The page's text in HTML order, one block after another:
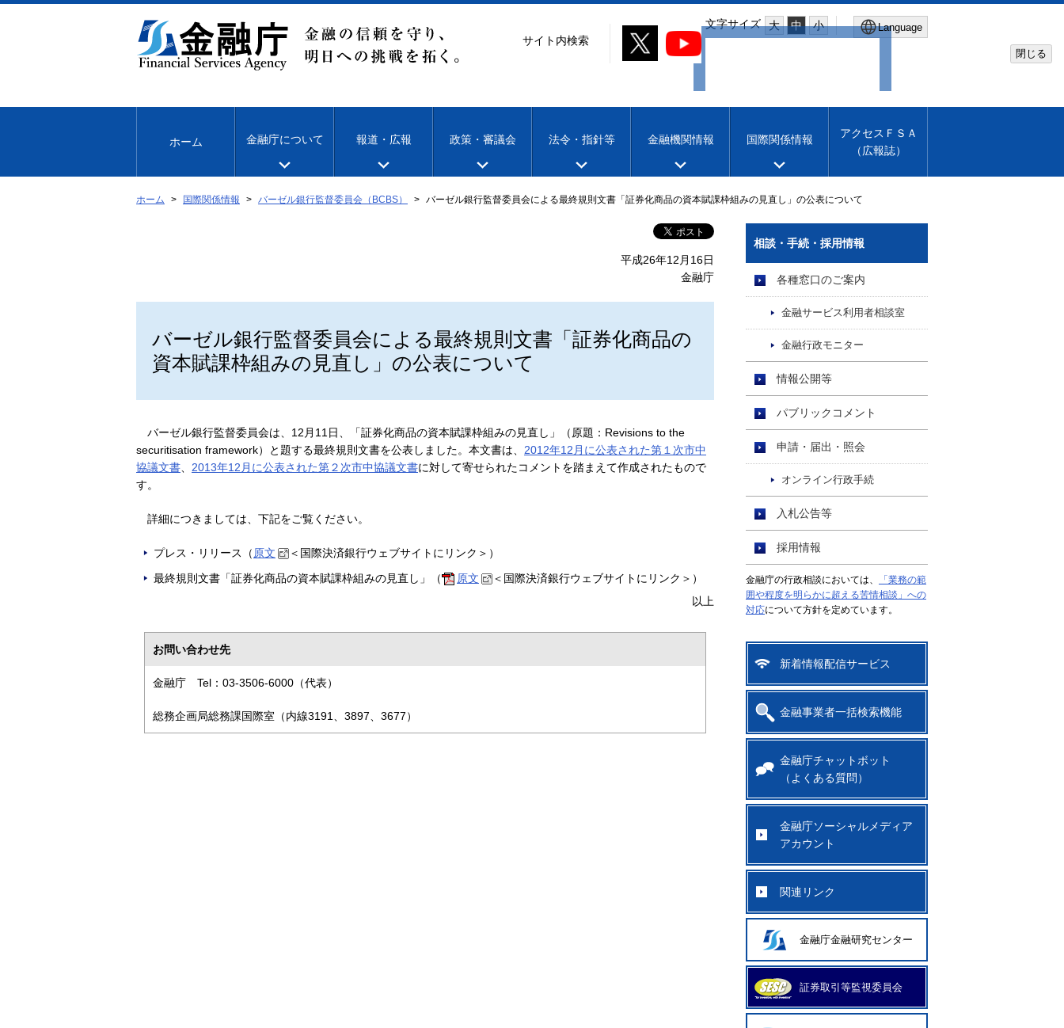
文
移
文字サイズ 大 中 小 Language
Machine translation
閉じる
サイト内検索
ホーム 金融庁について 報道・広報 政策・審議会 法令・指針等 金融機関情報 国際関係情報
アクセスＦＳＡ
（広報誌）
ホーム 国際関係情報 バーゼル銀行監督委員会（BCBS） バーゼル銀行監督委員会による最終規則文書「証券化商品の資本賦課枠組みの見直し」の公表について
平成26年12月16日
金融庁
バーゼル銀行監督委員会による最終規則文書「証券化商品の
資本賦課枠組みの見直し」の公表について
バーゼル銀行監督委員会は、12月11日、「証券化商品の資本賦課枠組みの見直し」（原題：Revisions to the
securitisation framework）と題する最終規則文書を公表しました。本文書は、 2012年12月に公表された第１次市中
協議文書
2013年12月に公表された第２次市中協議文書に対して寄せられたコメントを踏まえて作成されたもので
す。
詳細につきましては、下記をご覧ください。
プレス・リリース（ 原文
＜国際決済銀行ウェブサイトにリンク＞）
最終規則文書「証券化商品の資本賦課枠組みの見直し」（
原文
＜国際決済銀行ウェブサイトにリンク＞）
以上
お問い合わせ先
金融庁 Tel：03-3506-6000（代表）
総務企画局総務課国際室（内線3191、3897、3677）
相談・手続・採用情報
各種窓口のご案内
金融サービス利用者相談室
金融行政モニター
情報公開等
パブリックコメント
申請・届出・照会
オンライン行政手続
入札公告等
採用情報
金融庁の行政相談においては、
「業務の範
囲や程度を明らかに超える苦情相談」への
対応について方針を定めています。
新着情報配信サービス
金融事業者一括検索機能
金融庁チャットボット
（よくある質問）
金融庁ソーシャルメディア
アカウント
関連リンク
金融庁金融研究センター
証券取引等監視委員会